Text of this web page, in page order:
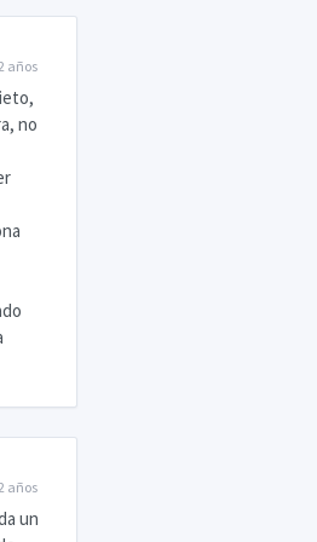
años
no
años
un